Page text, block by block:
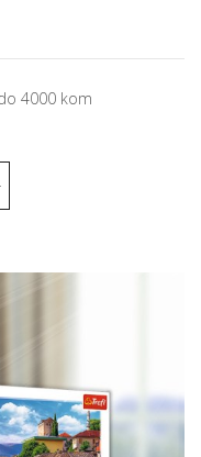
4000 kom